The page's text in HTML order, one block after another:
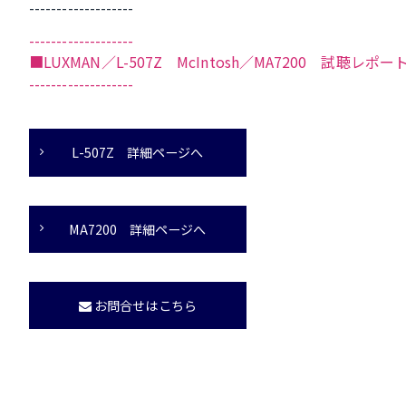
-------------------
-------------------
■LUXMAN／L-507Z McIntosh／MA7200 試聴レポー
-------------------
L-507Z 詳細ページへ
MA7200 詳細ページへ
お問合せはこちら